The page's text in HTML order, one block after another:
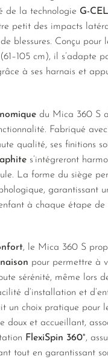
de la technologie G-
petit des impacts
blessures. Conçu pour
(61–105 cm), il s’adapte
à ses harnais et
du Mica 360 S
Fabriqué
qualité, ses finitions
s’intégreront
La forme du siège
garantissant
à chaque étape de
, le Mica 360 S
pour permettre à
sérénité, même lors
d’installation et
un choix pratique pour
doux et accueillant,
FlexiSpin 360°,
tout en garantissant